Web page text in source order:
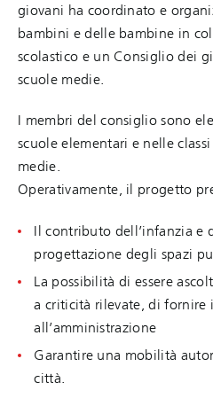
giovani ha coordinato e
bambini e delle bambine in
scolastico e un Consiglio dei
scuole medie.
I membri del consiglio sono
scuole elementari e nelle
medie.
Operativamente, il progetto
Il contributo dell’infanzia e
progettazione degli spazi
La possibilità di essere
a criticità rilevate, di fornire
all’amministrazione
Garantire una mobilità
città.